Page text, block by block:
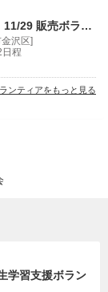
【証明書発行あり】9/19、10/17、11/29 販売ボランティア募集！
沢区]
程
ンティアをもっと見る
学習支援ボラン